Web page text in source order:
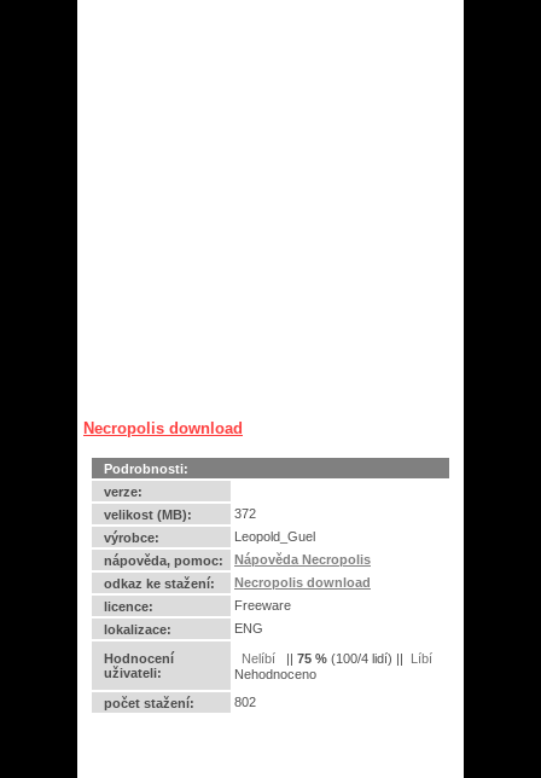
Necropolis download
Podrobnosti:
verze:
velikost (MB):
372
výrobce:
Leopold_Guel
nápověda, pomoc:
Nápověda Necropolis
odkaz ke stažení:
Necropolis download
licence:
Freeware
lokalizace:
ENG
Hodnocení
uživateli:
|| 75 % (100/4 lidí) ||
Nehodnoceno
počet stažení:
802